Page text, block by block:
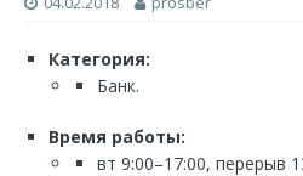
Категория:
Банк.
Время работы:
вт 9:00–17:00, перерыв